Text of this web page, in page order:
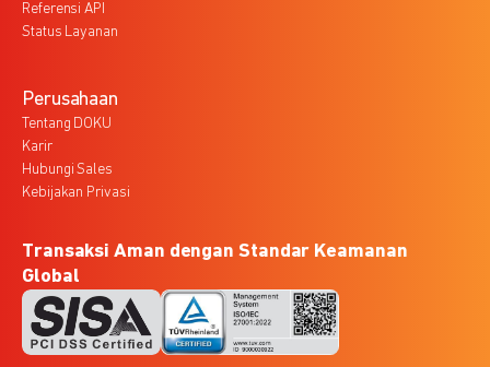
Referensi API
Status Layanan
Perusahaan
Tentang DOKU
Karir
Hubungi Sales
Kebijakan Privasi
Transaksi Aman dengan Standar Keamanan
Global